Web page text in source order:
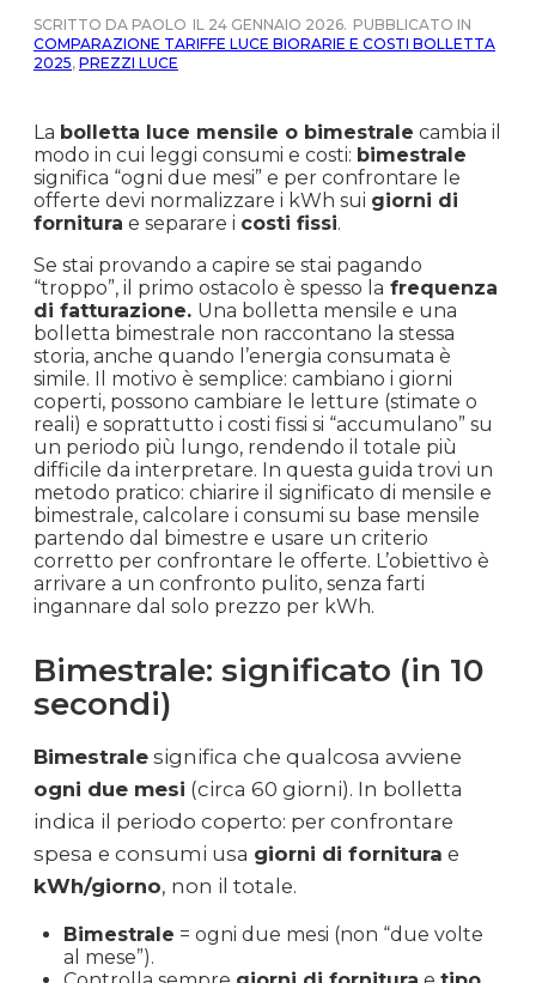
SCRITTO DA PAOLO IL 24 GENNAIO 2026. PUBBLICATO IN
COMPARAZIONE TARIFFE LUCE BIORARIE E COSTI BOLLETTA
2025, PREZZI LUCE
La bolletta luce mensile o bimestrale cambia il
modo in cui leggi consumi e costi: bimestrale
significa “ogni due mesi” e per confrontare le
offerte devi normalizzare i kWh sui giorni di
fornitura e separare i costi fissi.
Se stai provando a capire se stai pagando
“troppo”, il primo ostacolo è spesso la frequenza
di fatturazione. Una bolletta mensile e una
bolletta bimestrale non raccontano la stessa
storia, anche quando l’energia consumata è
simile. Il motivo è semplice: cambiano i giorni
coperti, possono cambiare le letture (stimate o
reali) e soprattutto i costi fissi si “accumulano” su
un periodo più lungo, rendendo il totale più
difficile da interpretare. In questa guida trovi un
metodo pratico: chiarire il significato di mensile e
bimestrale, calcolare i consumi su base mensile
partendo dal bimestre e usare un criterio
corretto per confrontare le offerte. L’obiettivo è
arrivare a un confronto pulito, senza farti
ingannare dal solo prezzo per kWh.
Bimestrale: significato (in 10
secondi)
Bimestrale significa che qualcosa avviene
ogni due mesi (circa 60 giorni). In bolletta
indica il periodo coperto: per confrontare
spesa e consumi usa giorni di fornitura e
kWh/giorno, non il totale.
Bimestrale = ogni due mesi (non “due volte
al mese”).